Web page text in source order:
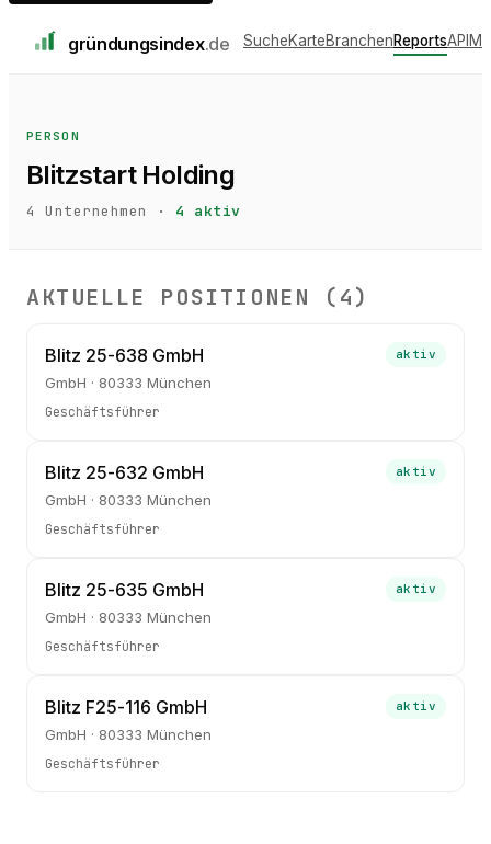
gründungsindex.de SucheKarteBranchenReportsAPI
PERSON
Blitzstart Holding
4 Unternehmen · 4 aktiv
AKTUELLE POSITIONEN (4)
Blitz 25-638 GmbH
GmbH · 80333 München
aktiv
Geschäftsführer
Blitz 25-632 GmbH
GmbH · 80333 München
aktiv
Geschäftsführer
Blitz 25-635 GmbH
GmbH · 80333 München
aktiv
Geschäftsführer
Blitz F25-116 GmbH
GmbH · 80333 München
aktiv
Geschäftsführer